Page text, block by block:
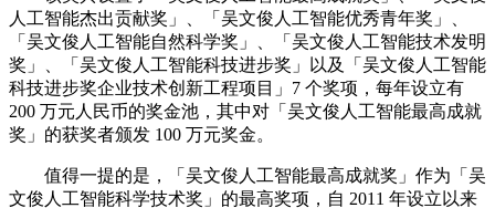
人工智能杰出贡献奖」、「吴文俊人工智能优秀青年奖」、
「吴文俊人工智能自然科学奖」、「吴文俊人工智能技术发明
奖」、「吴文俊人工智能科技进步奖」以及「吴文俊人工智能
科技进步奖企业技术创新工程项目」7 个奖项，每年设立有
200 万元人民币的奖金池，其中对「吴文俊人工智能最高成就
奖」的获奖者颁发 100 万元奖金。
值得一提的是，「吴文俊人工智能最高成就奖」作为「吴
文俊人工智能科学技术奖」的最高奖项，自 2011 年设立以来